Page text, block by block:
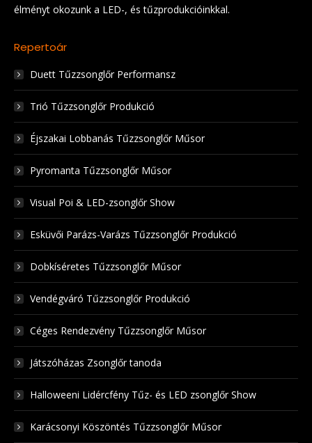
élményt okozunk a LED-, és tűzprodukcióinkkal.
Repertoár
Duett Tűzzsonglőr Performansz
Trió Tűzzsonglőr Produkció
Éjszakai Lobbanás Tűzzsonglőr Műsor
Pyromanta Tűzzsonglőr Műsor
Visual Poi & LED-zsonglőr Show
Esküvői Parázs-Varázs Tűzzsonglőr Produkció
Dobkíséretes Tűzzsonglőr Műsor
Vendégváró Tűzzsonglőr Produkció
Céges Rendezvény Tűzzsonglőr Műsor
Játszóházas Zsonglőr tanoda
Halloweeni Lidércfény Tűz- és LED zsonglőr Show
Karácsonyi Köszöntés Tűzzsonglőr Műsor